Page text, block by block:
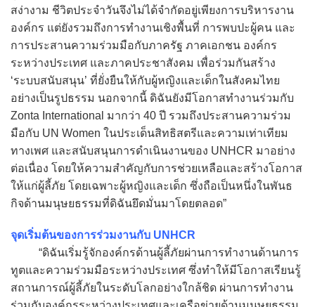
สง่างาม ชีวิตประจำวันจึงไม่ได้จำกัดอยู่เพียงการบริหารงาน
องค์กร แต่ยังรวมถึงการทำงานเชิงพื้นที่ การพบปะผู้คน และ
การประสานความร่วมมือกับภาครัฐ ภาคเอกชน องค์กร
ระหว่างประเทศ และภาคประชาสังคม เพื่อร่วมกันสร้าง
‘ระบบสนับสนุน’ ที่ยั่งยืนให้กับผู้หญิงและเด็กในสังคมไทย
อย่างเป็นรูปธรรม นอกจากนี้ ดิฉันยังมีโอกาสทำงานร่วมกับ
Zonta International มากว่า 40 ปี รวมถึงประสานความร่วม
มือกับ UN Women ในประเด็นสิทธิสตรีและความเท่าเทียม
ทางเพศ และสนับสนุนการดำเนินงานของ UNHCR มาอย่าง
ต่อเนื่อง โดยให้ความสำคัญกับการช่วยเหลือและสร้างโอกาส
ให้แก่ผู้ลี้ภัย โดยเฉพาะผู้หญิงและเด็ก ซึ่งถือเป็นหนึ่งในพันธ
กิจด้านมนุษยธรรมที่ดิฉันยึดมั่นมาโดยตลอด”
จุดเริ่มต้นของการร่วมงานกับ UNHCR
“ดิฉันเริ่มรู้จักองค์กรด้านผู้ลี้ภัยผ่านการทำงานด้านการ
ทูตและความร่วมมือระหว่างประเทศ ซึ่งทำให้มีโอกาสเรียนรู้
สถานการณ์ผู้ลี้ภัยในระดับโลกอย่างใกล้ชิด ผ่านการทำงาน